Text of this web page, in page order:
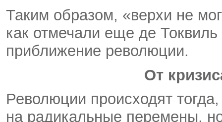
Таким образом, «верхи не
как отмечали еще де
приближение революции.
От
Революции происходят
на радикальные перемены,